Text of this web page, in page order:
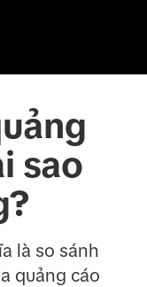
sao
là so sánh
quảng cáo